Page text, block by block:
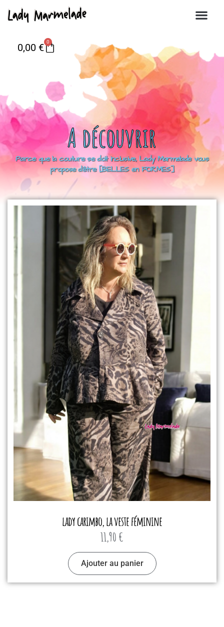
0,00 € 0
A découvrir
Parce que la couture se doit inclusive, Lady Marmelade vous
propose d’être [BELLES en FORMES]
lady carimbo, la veste féminine
11,90 €
Ajouter au panier